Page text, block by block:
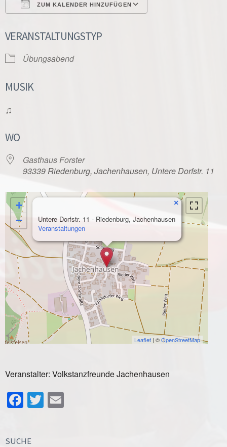
ZUM KALENDER HINZUFÜGEN
VERANSTALTUNGSTYP
Übungsabend
MUSIK
♫
WO
Gasthaus Forster
93339 Riedenburg, Jachenhausen, Untere Dorfstr. 11
Untere Dorfstr. 11 - Riedenburg, Jachenhausen
Veranstaltungen
×
+
−
Leaflet | ©OpenStreetMap
Veranstalter: Volkstanzfreunde Jachenhausen
Facebook
Twitter
SUCHE